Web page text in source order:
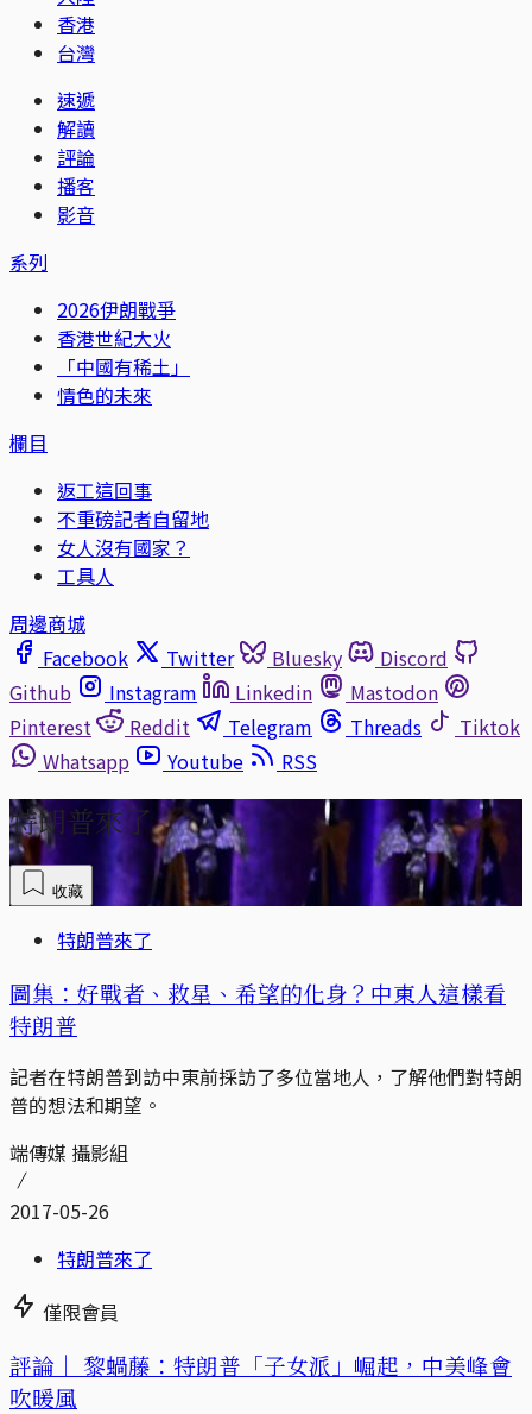
香港
台灣
速遞
解讀
評論
播客
影音
系列
2026伊朗戰爭
香港世紀大火
「中國有稀土」
情色的未來
欄目
返工這回事
不重磅記者自留地
女人沒有國家？
工具人
周邊商城
Facebook
Twitter Bluesky
Discord
Github
Instagram Linkedin
Mastodon
Pinterest
Reddit Telegram Threads
Tiktok
Whatsapp
Youtube RSS
特朗普來了
收藏
特朗普來了
圖集：好戰者、救星、希望的化身？中東人這樣看
特朗普
記者在特朗普到訪中東前採訪了多位當地人，了解他們對特朗
普的想法和期望。
端傳媒 攝影組
2017-05-26
特朗普來了
僅限會員
評論｜ 黎蝸藤：特朗普「子女派」崛起，中美峰會
吹暖風